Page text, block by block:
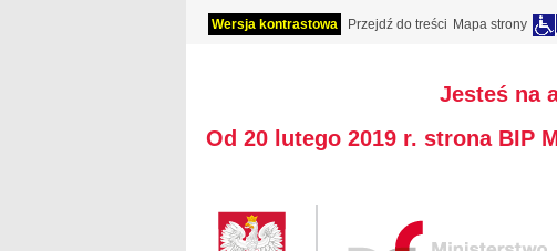
Wersja kontrastowa Przejdź do treści Mapa strony
Jesteś na
Od 20 lutego 2019 r. strona BIP